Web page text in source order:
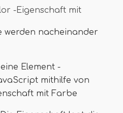
-Eigenschaft mit
werden nacheinander
Element -
mithilfe von
mit Farbe